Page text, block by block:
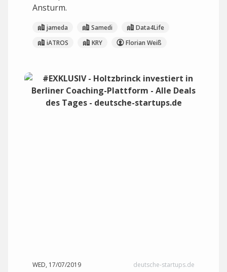
Ansturm.
jameda Samedi
Data4Life
iATROS
KRY Florian Weiß
WED, 17/07/2019 deutsche-startups.de